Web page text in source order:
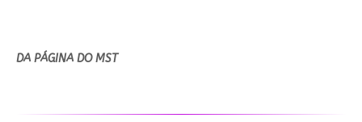
DA PÁGINA DO MST